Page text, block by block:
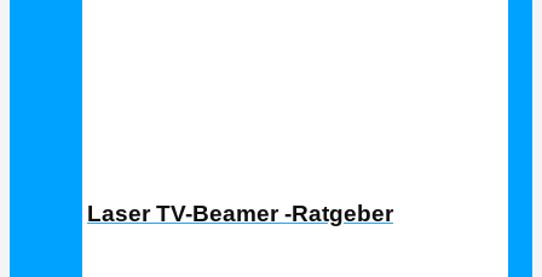
Laser TV-Beamer -Ratgeber